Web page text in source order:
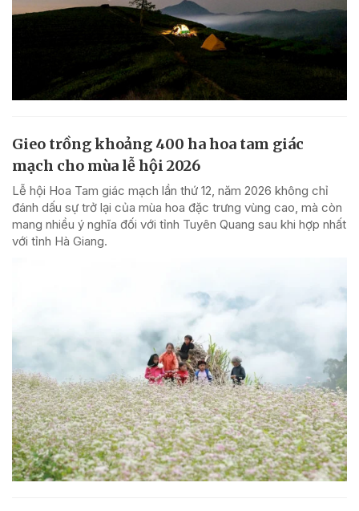
Gieo trồng khoảng 400 ha hoa tam giác
mạch cho mùa lễ hội 2026
Lễ hội Hoa Tam giác mạch lần thứ 12, năm 2026 không chỉ
đánh dấu sự trở lại của mùa hoa đặc trưng vùng cao, mà còn
mang nhiều ý nghĩa đối với tỉnh Tuyên Quang sau khi hợp nhất
với tỉnh Hà Giang.